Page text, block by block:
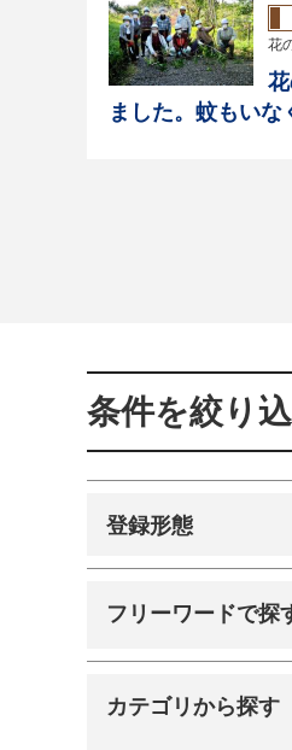
花
ました。蚊もいな
条件を絞り
登録形態
フリーワードで探
カテゴリから探す